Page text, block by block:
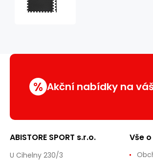
% Akční nabídky na
ABISTORE SPORT s.r.o.
U Cihelny 230/3
Vše